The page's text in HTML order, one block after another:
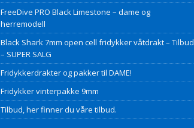
FreeDive PRO Black Limestone – dame og
herremodell
Black Shark 7mm open cell fridykker våtdrakt – Tilbud
– SUPER SALG
Fridykkerdrakter og pakker til DAME!
Fridykker vinterpakke 9mm
Tilbud, her finner du våre tilbud.